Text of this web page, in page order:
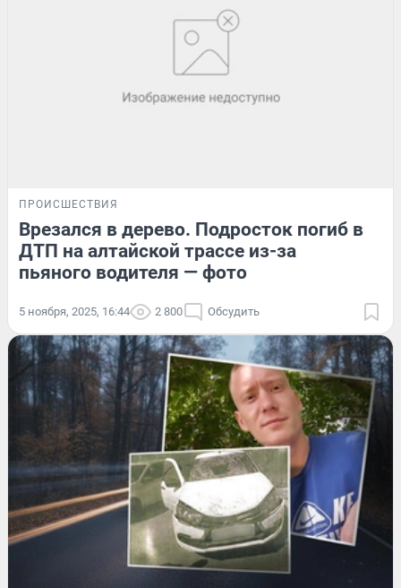
ПРОИСШЕСТВИЯ
Врезался в дерево. Подросток погиб в
ДТП на алтайской трассе из-за
пьяного водителя — фото
5 ноября, 2025, 16:44 2 800 Обсудить